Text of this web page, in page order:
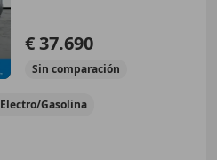
€ 37.690
Sin comparación
Electro/Gasolina